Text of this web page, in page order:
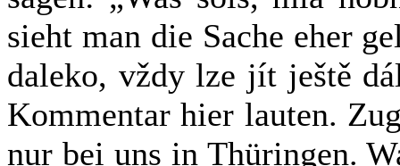
sieht man die Sache eher
daleko, vždy lze jít ještě
Kommentar hier lauten.
nur bei uns in Thüringen.